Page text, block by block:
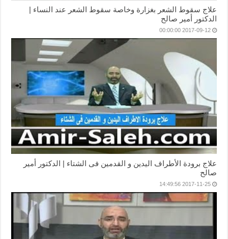
علاج سقوط الشعر بغزارة وخاصة سقوط الشعر عند النساء |
الدكتور أمير صالح
2017-09-12 00:00:00
علاج برودة الأطراف اليدين و القدمين فى الشتاء | الدكتور أمير
صالح
2017-11-25 14:49:56